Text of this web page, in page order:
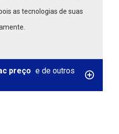
as tecnologias de suas
preço e de outros